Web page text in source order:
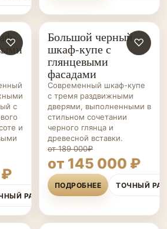
♡
с
и
РАСЧЁТ
ШКАФЫ-
КУПЕ НА ЗАКАЗ
♡
Большой черный
шкаф-купе с
глянцевыми
фасадами
Современный шкаф-купе
с тремя раздвижными
дверями, выполненными в
стильном сочетании
черного глянца и
древесной вставки.
от 189 000₽
от 145 000 ₽
ПОДРОБНЕЕ ТОЧНЫЙ